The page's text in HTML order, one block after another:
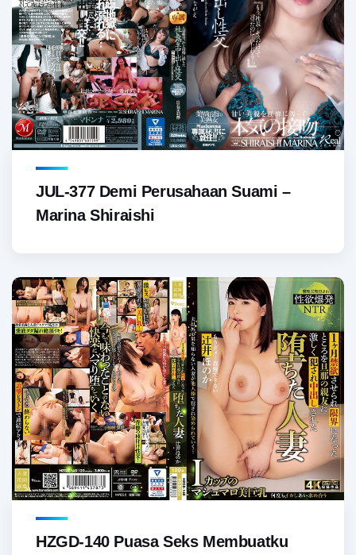
JUL-377 Demi Perusahaan Suami –
Marina Shiraishi
HZGD-140 Puasa Seks Membuatku